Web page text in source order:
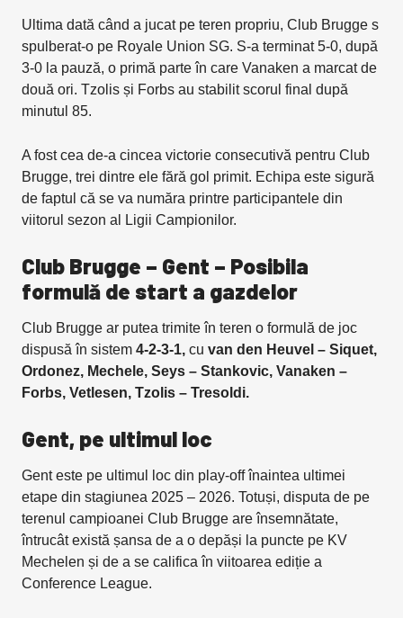
Ultima dată când a jucat pe teren propriu, Club Brugge s
spulberat-o pe Royale Union SG. S-a terminat 5-0, după
3-0 la pauză, o primă parte în care Vanaken a marcat de
două ori. Tzolis și Forbs au stabilit scorul final după
minutul 85.
A fost cea de-a cincea victorie consecutivă pentru Club
Brugge, trei dintre ele fără gol primit. Echipa este sigură
de faptul că se va număra printre participantele din
viitorul sezon al Ligii Campionilor.
Club Brugge – Gent – Posibila
formulă de start a gazdelor
Club Brugge ar putea trimite în teren o formulă de joc
dispusă în sistem 4-2-3-1, cu van den Heuvel – Siquet,
Ordonez, Mechele, Seys – Stankovic, Vanaken –
Forbs, Vetlesen, Tzolis – Tresoldi.
Gent, pe ultimul loc
Gent este pe ultimul loc din play-off înaintea ultimei
etape din stagiunea 2025 – 2026. Totuși, disputa de pe
terenul campioanei Club Brugge are însemnătate,
întrucât există șansa de a o depăși la puncte pe KV
Mechelen și de a se califica în viitoarea ediție a
Conference League.